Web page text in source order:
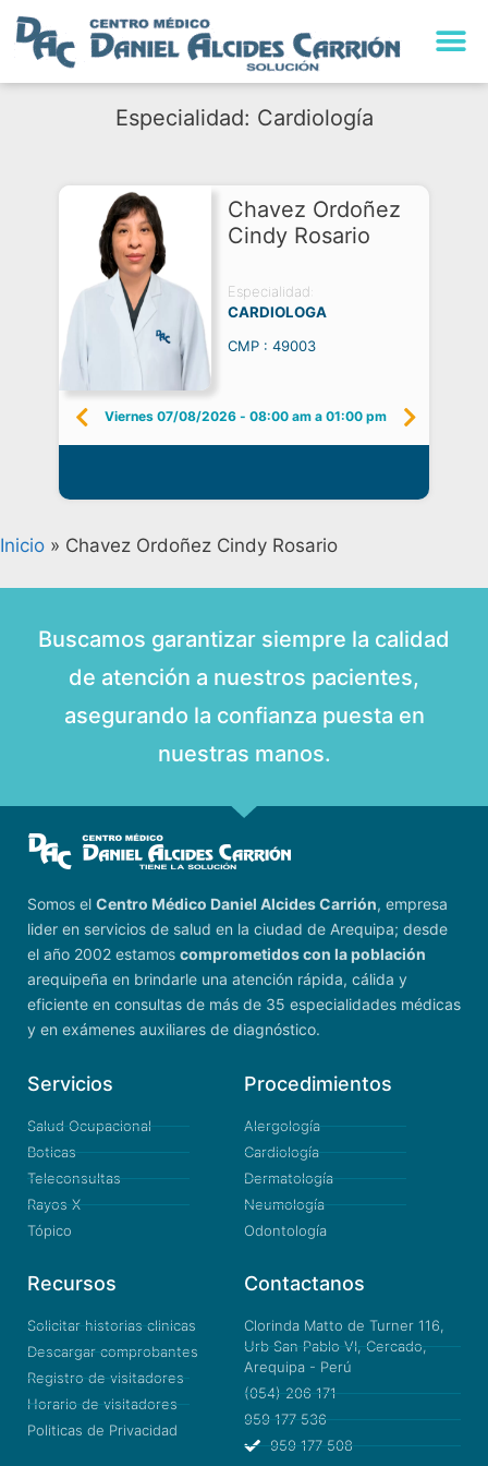
Especialidad: Cardiología
Chavez Ordoñez
Cindy Rosario
Especialidad:
CARDIOLOGA
CMP : 49003
Viernes 07/08/2026 - 08:00 am a 01:00 pm
Inicio » Chavez Ordoñez Cindy Rosario
Buscamos garantizar siempre la calidad
de atención a nuestros pacientes,
asegurando la confianza puesta en
nuestras manos.
Somos el Centro Médico Daniel Alcides Carrión, empresa
lider en servicios de salud en la ciudad de Arequipa; desde
el año 2002 estamos comprometidos con la población
arequipeña en brindarle una atención rápida, cálida y
eficiente en consultas de más de 35 especialidades médicas
y en exámenes auxiliares de diagnóstico.
Servicios
Salud Ocupacional
Boticas
Teleconsultas
Rayos X
Tópico
Procedimientos
Alergología
Cardiología
Dermatología
Neumología
Odontología
Recursos
Solicitar historias clinicas
Descargar comprobantes
Registro de visitadores
Horario de visitadores
Politicas de Privacidad
Contactanos
Clorinda Matto de Turner 116,
Urb San Pablo VI, Cercado,
Arequipa - Perú
(054) 206 171
959 177 536
959 177 508